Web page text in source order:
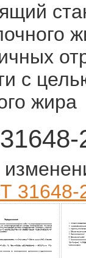
с
жира
31648-